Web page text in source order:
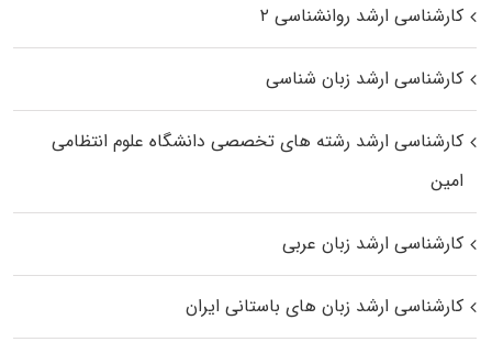
کارشناسی ارشد روانشناسی ۲
کارشناسی ارشد زبان شناسی
کارشناسی ارشد رﺷﺘﻪ ﻫﺎی تخصصی داﻧﺸﮕﺎه ﻋﻠﻮم انتظامی
اﻣﻴﻦ
کارشناسی ارشد زبان عربی
کارشناسی ارشد زبان‌ های باستانی ایران